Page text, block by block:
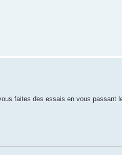
faites des essais en vous passant